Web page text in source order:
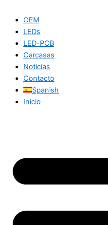
OEM
LEDs
LED-PCB
Carcasas
Noticias
Contacto
Spanish
Inicio